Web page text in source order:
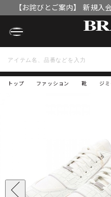
【お詫びとご案内】 新規入
OFFクーポン」
トップ ジ
ファッション 靴